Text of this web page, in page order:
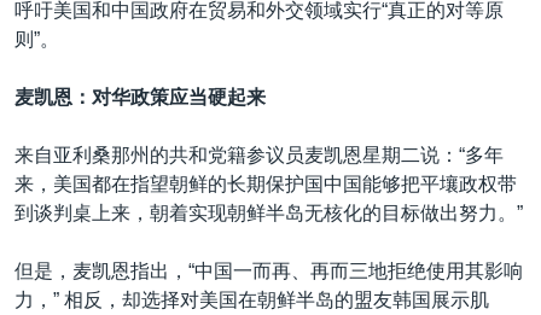
南中国海争端
关注西藏
关注新疆
呼吁美国和中国政府在贸易和外交领域实行“真正的对等原
则”。
麦凯恩：对华政策应当硬起来
来自亚利桑那州的共和党籍参议员麦凯恩星期二说：“多年
来，美国都在指望朝鲜的长期保护国中国能够把平壤政权带
到谈判桌上来，朝着实现朝鲜半岛无核化的目标做出努力。”
但是，麦凯恩指出，“中国一而再、再而三地拒绝使用其影响
力，” 相反，却选择对美国在朝鲜半岛的盟友韩国展示肌